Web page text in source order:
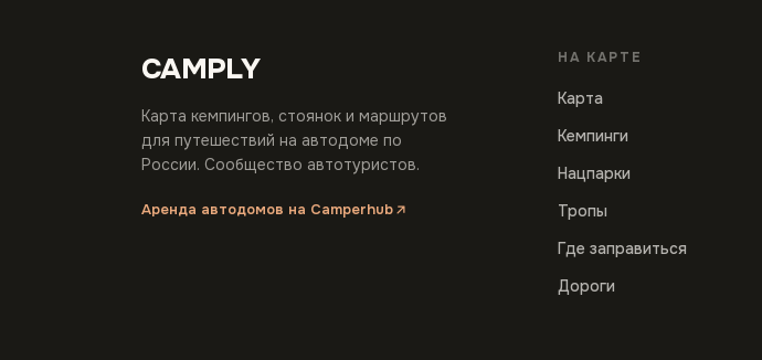
CAMPLY
Карта кемпингов, стоянок и маршрутов
для путешествий на автодоме по
России. Сообщество автотуристов.
Аренда автодомов на Camperhub
НА КАРТЕ
Карта
Кемпинги
Нацпарки
Тропы
Где заправиться
Дороги